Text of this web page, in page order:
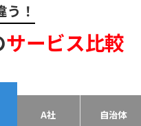
う！
サービス比較
A社 自治体